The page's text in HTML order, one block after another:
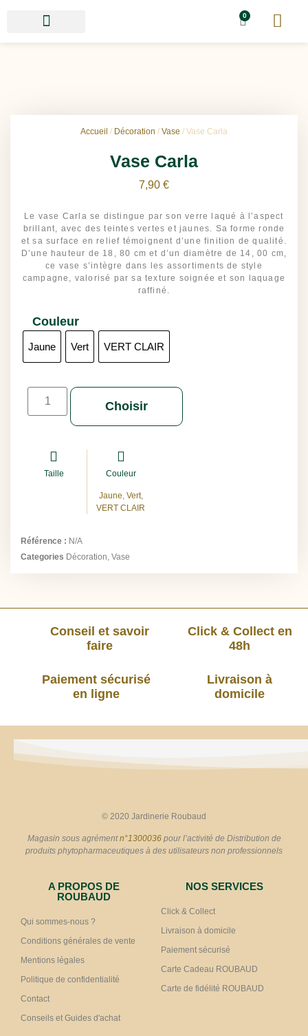
0
Accueil / Décoration / Vase / Vase Carla
Vase Carla
7,90 €
Le vase Carla se distingue par son verre laqué à l’aspect
brillant, avec des teintes vertes et jaunes. Sa forme ronde
et sa surface en relief témoignent d’une finition de qualité.
D’une hauteur de 18, 80 cm et d’un diamètre de 14, 00 cm,
ce vase s’intègre dans les assortiments de style
campagne, valorisé par sa texture soignée et son laquage
raffiné.
Couleur
Jaune Vert VERT CLAIR
Choisir
Taille Couleur
Jaune Vert,
VERT CLAIR
Référence : N/A
Categories Décoration Vase
Conseil et savoir
faire
Click & Collect en
48h
Paiement sécurisé
en ligne
Livraison à
domicile
© 2020 Jardinerie Roubaud
Magasin sous agrémentn°1300036pour l’activité de Distribution de
produits phytopharmaceutiques à des utilisateurs non professionnels
A PROPOS DE
ROUBAUD
Qui sommes-nous ?
Conditions générales de vente
Mentions légales
Politique de confidentialité
Contact
Conseils et Guides d'achat
NOS SERVICES
Click & Collect
Livraison à domicile
Paiement sécurisé
Carte Cadeau ROUBAUD
Carte de fidélité ROUBAUD